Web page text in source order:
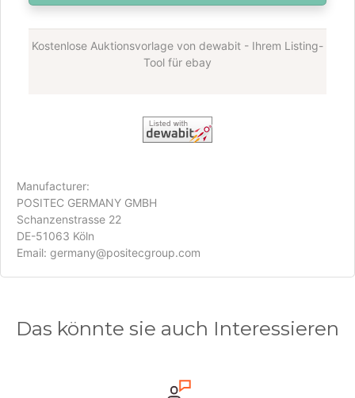
Kostenlose Auktionsvorlage von dewabit - Ihrem Listing-
Tool für ebay
Manufacturer:
POSITEC GERMANY GMBH
Schanzenstrasse 22
DE-51063 Köln
Email: germany@positecgroup.com
Das könnte sie auch Interessieren